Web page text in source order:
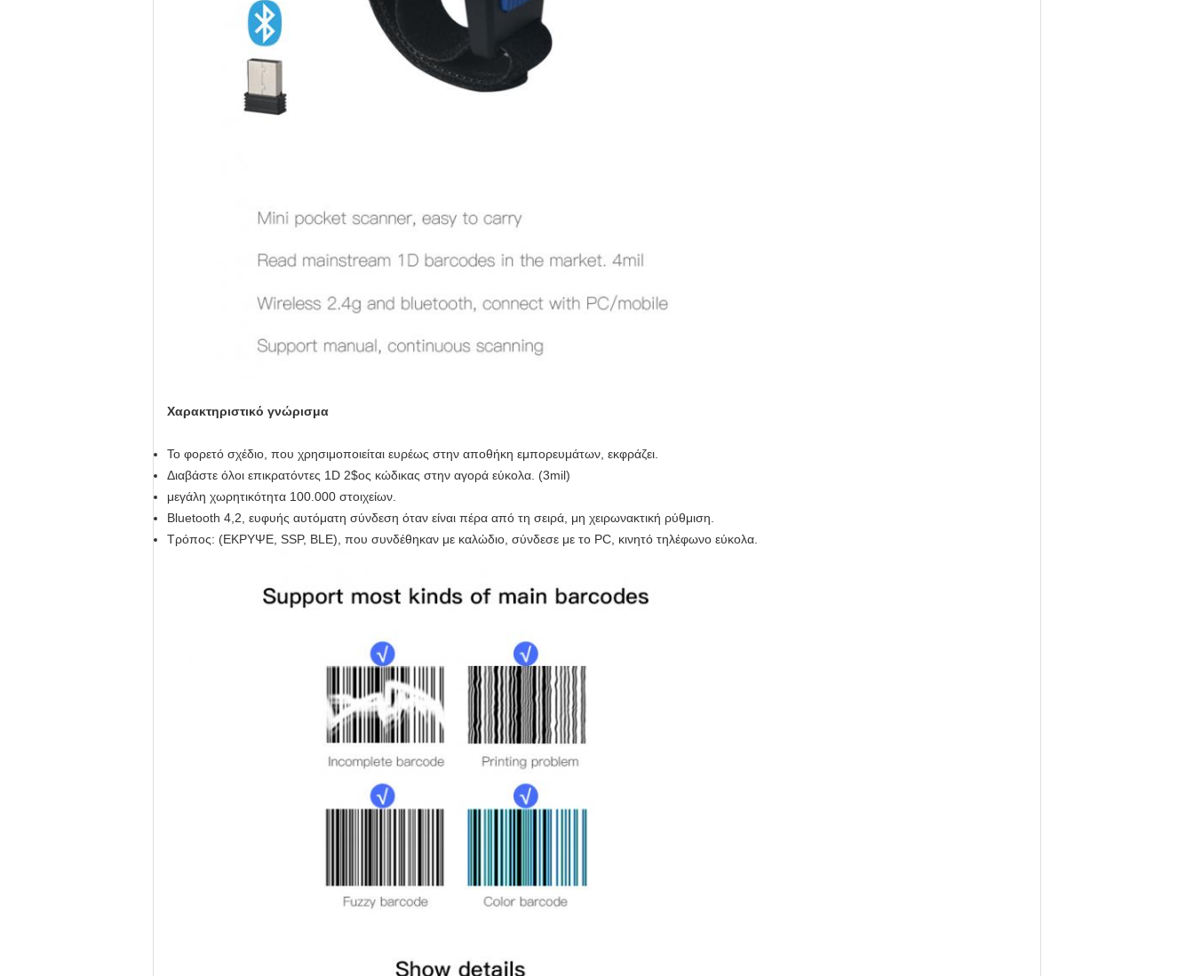
Χαρακτηριστικό γνώρισμα
Το φορετό σχέδιο, που χρησιμοποιείται ευρέως στην αποθήκη εμπορευμάτων, εκφράζει.
Διαβάστε όλοι επικρατόντες 1D 2$ος κώδικας στην αγορά εύκολα. (3mil)
μεγάλη χωρητικότητα 100.000 στοιχείων.
Bluetooth 4,2, ευφυής αυτόματη σύνδεση όταν είναι πέρα από τη σειρά, μη χειρωνακτική ρύθμιση.
Τρόπος: (ΕΚΡΥΨΕ, SSP, BLE), που συνδέθηκαν με καλώδιο, σύνδεσε με το PC, κινητό τηλέφωνο εύκολα.